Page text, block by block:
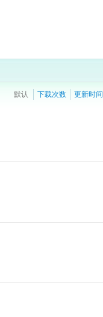
默认 下载次数 更新时间